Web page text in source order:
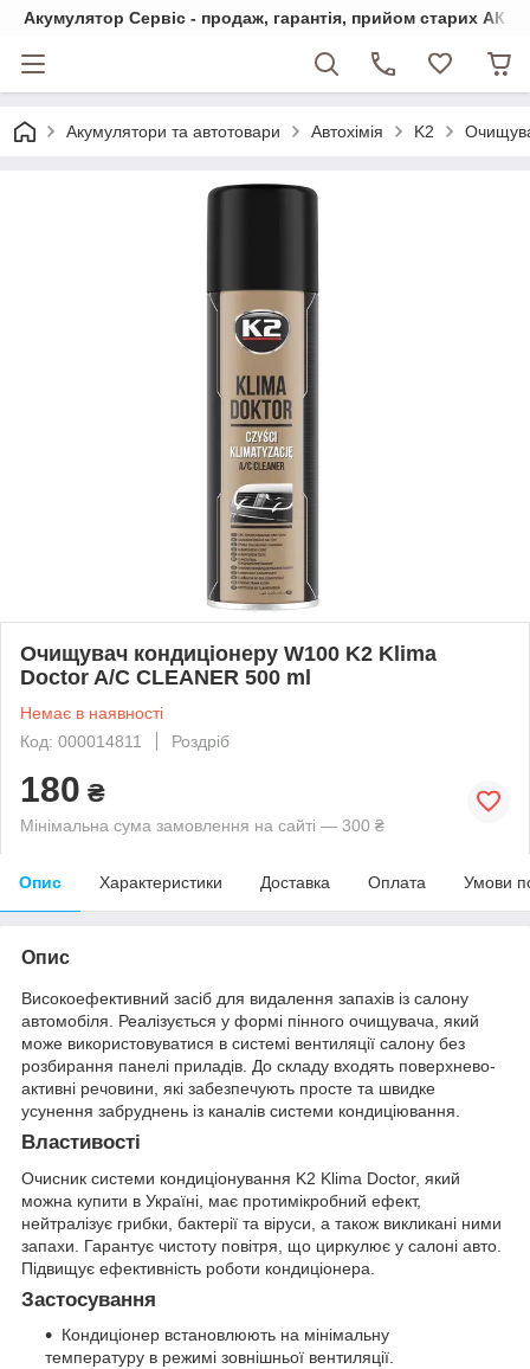
Акумулятор Сервіс - продаж, гарантія, прийом старих АКБ
Акумулятори та автотовари Автохімія K2
Очищувач кондиціонеру W100 K2 Klima
Doctor A/C CLEANER 500 ml
Немає в наявності
Код: 000014811
Роздріб
180 ₴
Мінімальна сума замовлення на сайті — 300 ₴
Опис Характеристики Доставка Оплата Умови
Опис
Високоефективний засіб для видалення запахів із салону
автомобіля. Реалізується у формі пінного очищувача, який
може використовуватися в системі вентиляції салону без
розбирання панелі приладів. До складу входять поверхнево-
активні речовини, які забезпечують просте та швидке
усунення забруднень із каналів системи кондиціювання.
Властивості
Очисник системи кондиціонування K2 Klima Doctor, який
можна купити в Україні, має протимікробний ефект,
нейтралізує грибки, бактерії та віруси, а також викликані ними
запахи. Гарантує чистоту повітря, що циркулює у салоні авто.
Підвищує ефективність роботи кондиціонера.
Застосування
Кондиціонер встановлюють на мінімальну
температуру в режимі зовнішньої вентиляції.